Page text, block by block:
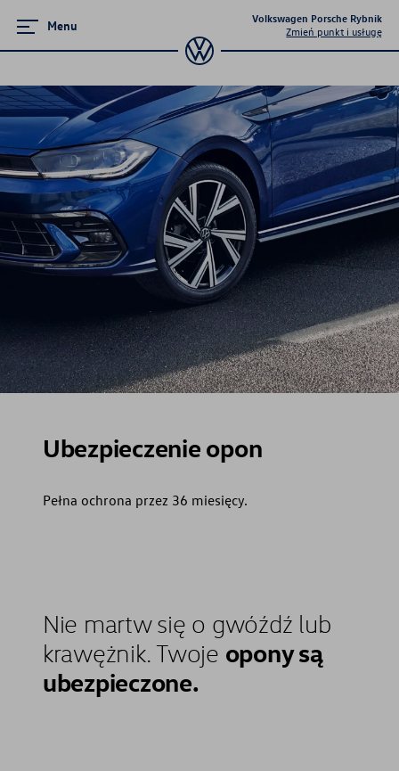
Menu
Volkswagen Porsche Rybnik
Zmień punkt i usługę
Ubezpieczenia
Wznowienie ubezpieczenia
Ubezpieczenie opon
Ubezpieczenie nowego samochodu
Ubezpieczenia - Polisy
Ubezpieczenie opon
Pełna ochrona przez 36 miesięcy.
Nie martw się o gwóźdź lub
krawężnik. Twoje opony są
ubezpieczone.